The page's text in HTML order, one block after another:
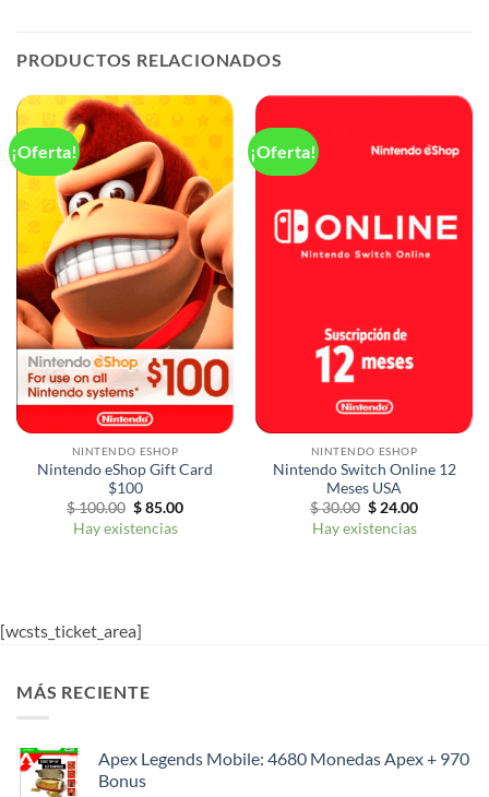
PRODUCTOS RELACIONADOS
¡Oferta!
NINTENDO ESHOP
Nintendo eShop Gift Card
$100
$100.00 El
precio
original
$85.00El
Hay existencias
¡Oferta!
NINTENDO ESHOP
Nintendo Switch Online 12
Meses USA
$30.00 El
precio
original
$ 24.00El
Hay existencias
[wcsts_ticket_area]
MÁS RECIENTE
Apex Legends Mobile: 4680 Monedas Apex + 970
Bonus